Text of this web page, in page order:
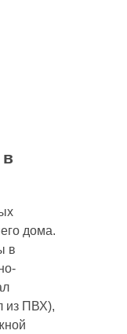
дома.
в
из ПВХ),